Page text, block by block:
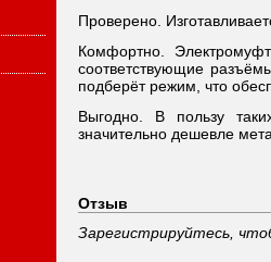
Проверено.
Комфортно.
соответствующие
подберёт режим, что
Выгодно. В пользу
значительно дешевле
Отзыв
Зарегистрируйтесь,